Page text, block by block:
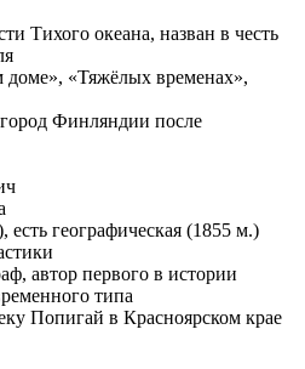
Тихого океана, назван в честь
«Тяжёлых временах»,
Финляндии после
географическая (1855 м.)
автор первого в истории
типа
Попигай в Красноярском крае